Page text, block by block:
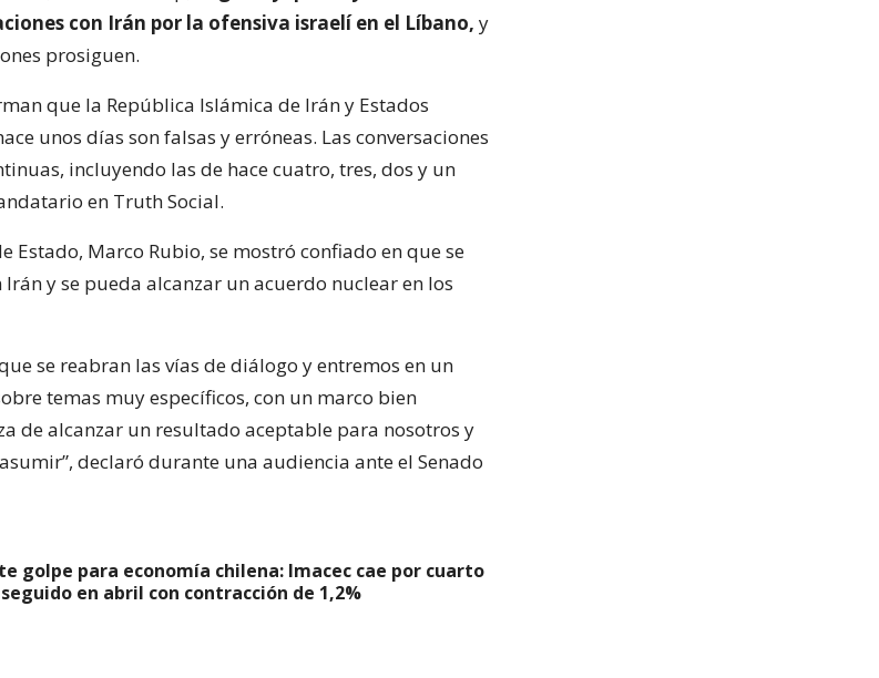
con Irán por la ofensiva israelí en el Líbano, y
prosiguen.
que la República Islámica de Irán y Estados
unos días son falsas y erróneas. Las conversaciones
incluyendo las de hace cuatro, tres, dos y un
en Truth Social.
Estado, Marco Rubio, se mostró confiado en que se
y se pueda alcanzar un acuerdo nuclear en los
se reabran las vías de diálogo y entremos en un
temas muy específicos, con un marco bien
de alcanzar un resultado aceptable para nosotros y
declaró durante una audiencia ante el Senado
golpe para economía chilena: Imacec cae por cuarto
en abril con contracción de 1,2%